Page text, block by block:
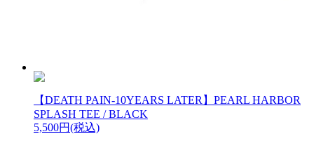
【DEATH PAIN-10YEARS LATER】PEARL HARBOR
SPLASH TEE / BLACK
5,500円(税込)